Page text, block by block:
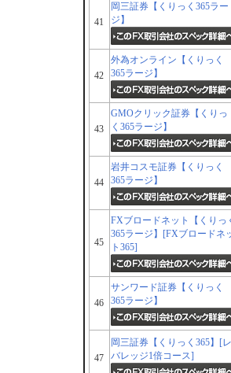
41
岡三証券【くりっく365ラー
ジ】
42
外為オンライン【くりっく
365ラージ】
43
GMOクリック証券【くりっ
く365ラージ】
44
岩井コスモ証券【くりっく
365ラージ】
45
FXブロードネット【くりっ
365ラージ】[FXブロードネ
ト365]
46
サンワード証券【くりっく
365ラージ】
47
岡三証券【くりっく365】[レ
バレッジ1倍コース]